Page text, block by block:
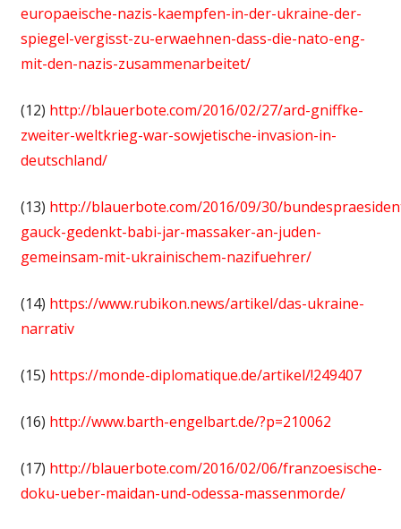
europaeische-nazis-kaempfen-in-der-ukraine-der-
spiegel-vergisst-zu-erwaehnen-dass-die-nato-eng-
mit-den-nazis-zusammenarbeitet/
(12) http://blauerbote.com/2016/02/27/ard-gniffke-
zweiter-weltkrieg-war-sowjetische-invasion-in-
deutschland/
(13) http://blauerbote.com/2016/09/30/
gauck-gedenkt-babi-jar-massaker-an-juden-
gemeinsam-mit-ukrainischem-nazifuehrer/
(14) https://www.rubikon.news/artikel/das-ukraine-
narrativ
(15) https://monde-diplomatique.de/artikel/!249407
(16) http://www.barth-engelbart.de/?p=210062
(17) http://blauerbote.com/2016/02/06/franzoesische-
doku-ueber-maidan-und-odessa-massenmorde/